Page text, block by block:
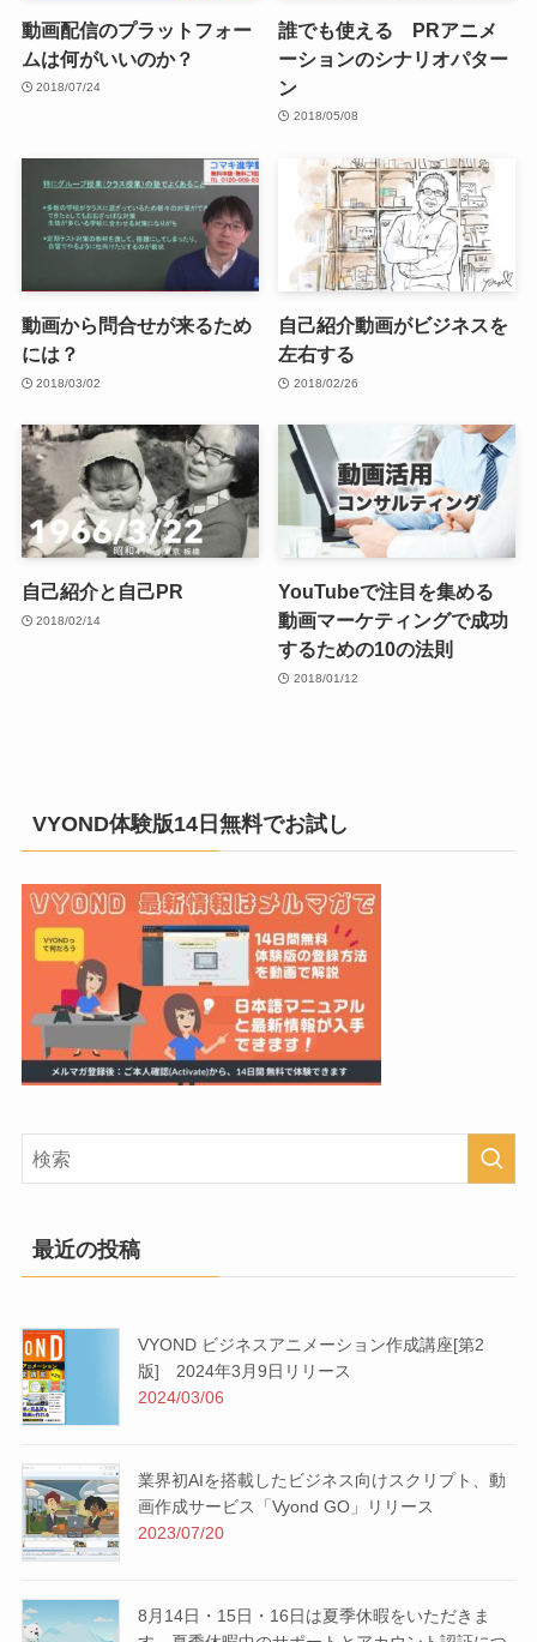
動画配信のプラットフォー
ムは何がいいのか？
2018/07/24
誰でも使える PRアニメ
ーションのシナリオパター
ン
2018/05/08
動画から問合せが来るため
には？
2018/03/02
自己紹介動画がビジネスを
左右する
2018/02/26
自己紹介と自己PR
2018/02/14
YouTubeで注目を集める
動画マーケティングで成功
するための10の法則
2018/01/12
VYOND体験版14日無料でお試し
最近の投稿
VYOND ビジネスアニメーション作成講座[第2
版] 2024年3月9日リリース
2024/03/06
業界初AIを搭載したビジネス向けスクリプト、動
画作成サービス「Vyond GO」リリース
2023/07/20
8月14日・15日・16日は夏季休暇をいただきま